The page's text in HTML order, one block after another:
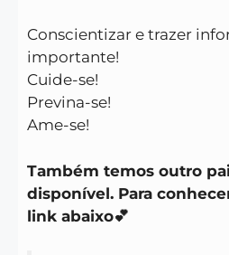
Conscientizar e trazer
importante!
Cuide-se!
Previna-se!
Ame-se!
Também temos outro
disponível. Para
link abaixo💕